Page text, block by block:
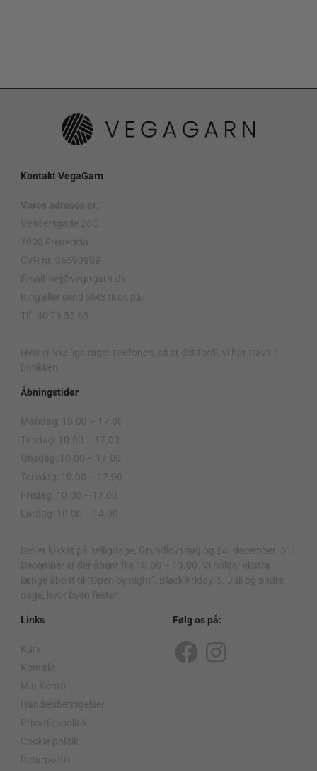
Kontakt VegaGarn
Vores adresse er:
Vendersgade 26C
7000 Fredericia
CVR nr. 36593989
Email: hej@vegagarn.dk
Ring eller send SMS til os på:
Tlf. 40 76 53 63
Hvis vi ikke lige tager telefonen, så er det fordi, vi har travlt i
butikken.
Åbningstider
Mandag: 10.00 – 17.00
Tirsdag: 10.00 – 17.00
Onsdag: 10.00 – 17.00
Torsdag: 10.00 – 17.00
Fredag: 10.00 – 17.00
Lørdag: 10.00 – 14.00
Der er lukket på helligdage, Grundlovsdag og 24. december. 31.
December er der åbent fra 10.00 – 13.00. Vi holder ekstra
længe åbent til “Open by night”, Black Friday, 5. Juli og andre
dage, hvor byen fester.
Links
Kurv
Kontakt
Min Konto
Handelsbetingelser
Privatlivspolitik
Cookie politik
Returpolitik
Følg os på:
F
I